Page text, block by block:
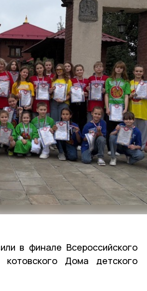
в финале Всероссийского
котовского Дома детского